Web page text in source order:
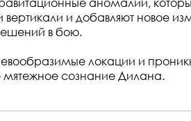
вертикали и добавляют новое
в бою.
локации и
сознание Дилана.